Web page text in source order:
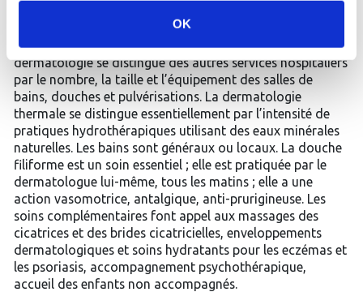
OK
toujours fait partie des thérapeutiques dermatologiques
en tous temps et en tous lieux. Un service de
dermatologie se distingue des autres services hospitaliers
par le nombre, la taille et l’équipement des salles de
bains, douches et pulvérisations. La dermatologie
thermale se distingue essentiellement par l’intensité de
pratiques hydrothérapiques utilisant des eaux minérales
naturelles. Les bains sont généraux ou locaux. La douche
filiforme est un soin essentiel ; elle est pratiquée par le
dermatologue lui-même, tous les matins ; elle a une
action vasomotrice, antalgique, anti-prurigineuse. Les
soins complémentaires font appel aux massages des
cicatrices et des brides cicatricielles, enveloppements
dermatologiques et soins hydratants pour les eczémas et
les psoriasis, accompagnement psychothérapique,
accueil des enfants non accompagnés.